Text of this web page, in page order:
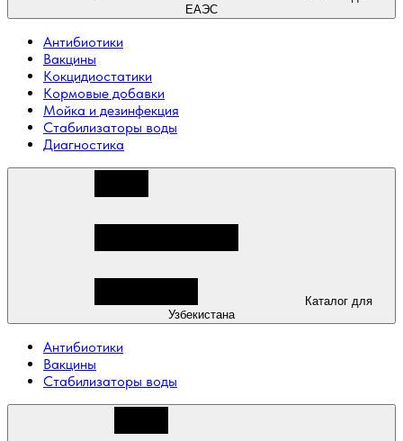
ЕАЭС
Антибиотики
Вакцины
Кокцидиостатики
Кормовые добавки
Мойка и дезинфекция
Стабилизаторы воды
Диагностика
Узбекистана
Антибиотики
Вакцины
Стабилизаторы воды